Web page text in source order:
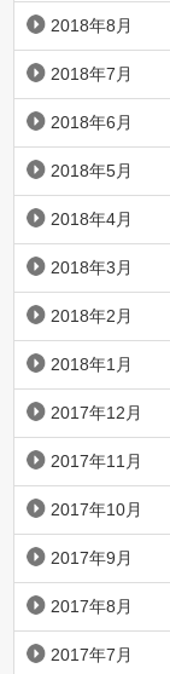
2018年8月
2018年7月
2018年6月
2018年5月
2018年4月
2018年3月
2018年2月
2018年1月
2017年12月
2017年11月
2017年10月
2017年9月
2017年8月
2017年7月